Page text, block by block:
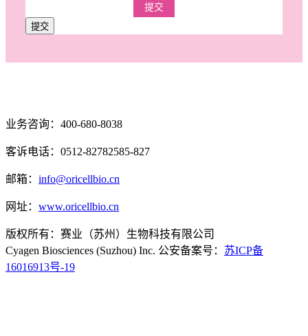
提交
提交
业务咨询：400-680-8038
客诉电话：0512-82782585-827
邮箱： info@oricellbio.cn
网址： www.oricellbio.cn
版权所有：赛业（苏州）生物科技有限公司
Cyagen Biosciences (Suzhou) Inc. 公安备案号： 苏ICP备
16016913号-19